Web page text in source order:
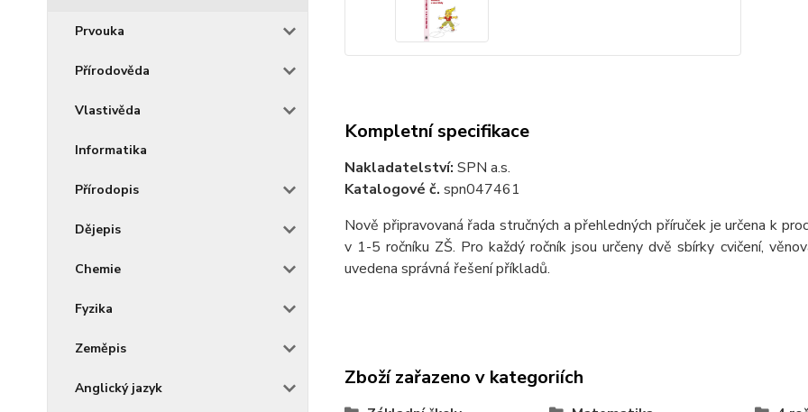
Prvouka
Přírodověda
Vlastivěda
Informatika
Přírodopis
Dějepis
Chemie
Fyzika
Zeměpis
Anglický jazyk
Kompletní specifikace
Nakladatelství: SPN a.s.
Katalogové č. spn047461
Nově připravovaná řada stručných a přehledných příruček je určena k
v 1-5 ročníku ZŠ. Pro každý ročník jsou určeny dvě sbírky cvičení,
uvedena správná řešení příkladů.
Zboží zařazeno v kategoriích